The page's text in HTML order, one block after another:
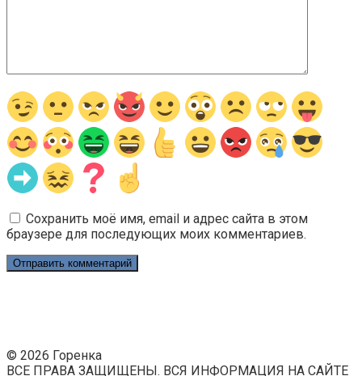
Сохранить моё имя, email и адрес сайта в этом
браузере для последующих моих комментариев.
© 2026 Горенка
ВСЕ ПРАВА ЗАЩИЩЕНЫ. ВСЯ ИНФОРМАЦИЯ НА САЙТЕ